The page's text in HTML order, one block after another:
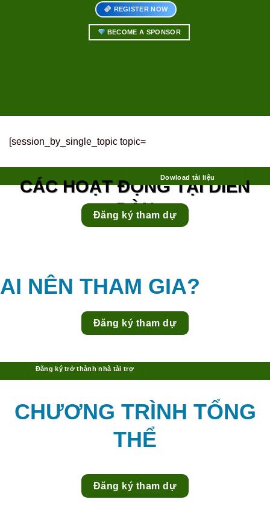
REGISTER NOW
BECOME A SPONSOR
[session_by_single_topic topic=
Dowload tài liệu
CÁC HOẠT ĐỘNG TẠI DIỄN
ĐÀN
Đăng ký tham dự
AI NÊN THAM GIA?
Đăng ký tham dự
Đăng ký trở thành nhà tài trợ
CHƯƠNG TRÌNH TỔNG
THỂ
Đăng ký tham dự